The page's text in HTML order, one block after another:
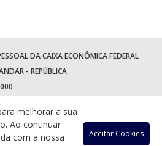
DA CAIXA ECONÔMICA FEDERAL
- REPÚBLICA
melhorar a sua
Ao continuar
com a nossa
Aceitar Cookies